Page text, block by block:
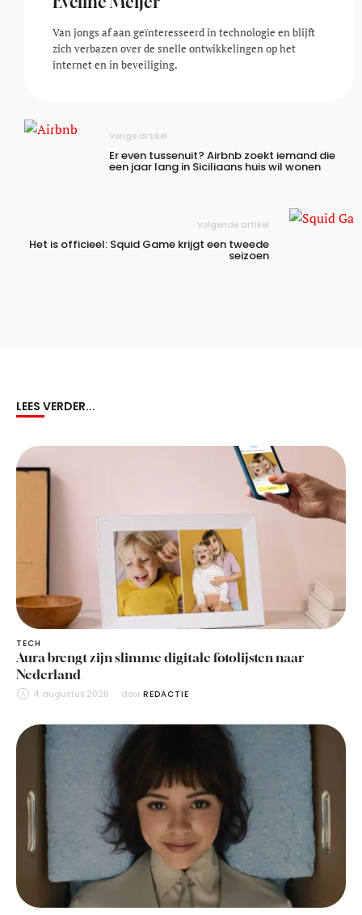
Van jongs af aan geïnteresseerd in technologie en blijft
zich verbazen over de snelle ontwikkelingen op het
internet en in beveiliging.
Vorige artikel
Er even tussenuit? Airbnb zoekt iemand die
een jaar lang in Siciliaans huis wil wonen
Volgende artikel
Het is officieel: Squid Game krijgt een tweede
seizoen
LEES VERDER...
TECH
Aura brengt zijn slimme digitale fotolijsten naar
Nederland
4 augustus 2026 door REDACTIE